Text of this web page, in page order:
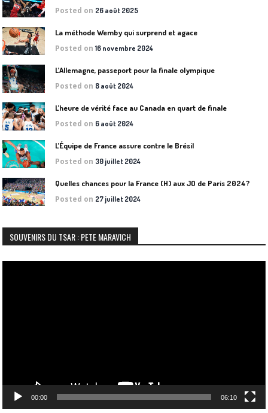
Posted on 26 août 2025
La méthode Wemby qui surprend et agace
Posted on16 novembre 2024
L’Allemagne, passeport pour la finale olympique
Posted on 8 août 2024
L’heure de vérité face au Canada en quart de finale
Posted on 6 août 2024
L’Équipe de France assure contre le Brésil
Posted on 30 juillet 2024
Quelles chances pour la France (H) aux JO de Paris 2024?
Posted on 27 juillet 2024
SOUVENIRS DU TSAR : PETE MARAVICH
00:00 06:10